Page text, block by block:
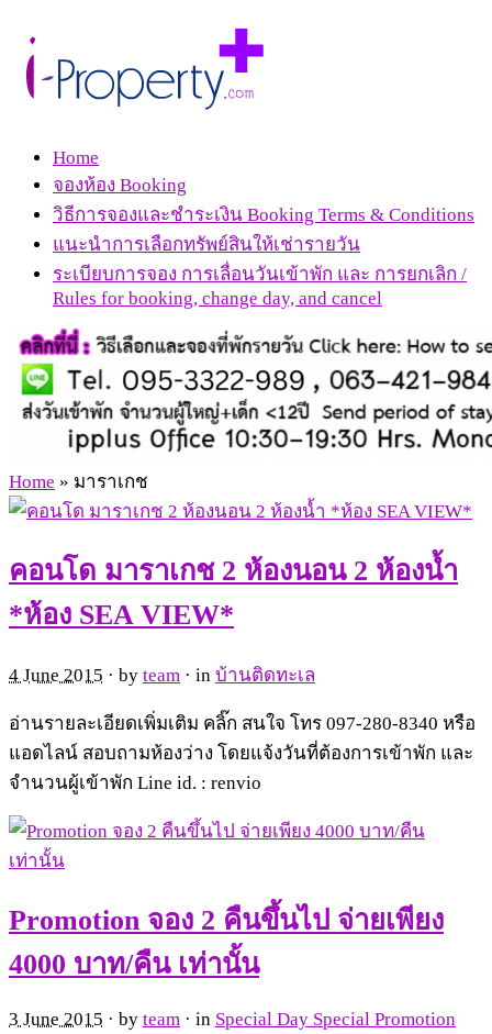
Home
จองห้อง Booking
วิธีการจองและชำระเงิน Booking Terms & Conditions
แนะนำการเลือกทรัพย์สินให้เช่ารายวัน
ระเบียบการจอง การเลื่อนวันเข้าพัก และ การยกเลิก /
Rules for booking, change day, and cancel
Home » มาราเกช
คอนโด มาราเกช 2 ห้องนอน 2 ห้องน้ำ
*ห้อง SEA VIEW*
4 June 2015 · by team · in บ้านติดทะเล
อ่านรายละเอียดเพิ่มเติม คลิ๊ก สนใจ โทร 097-280-8340 หรือ
แอดไลน์ สอบถามห้องว่าง โดยแจ้งวันที่ต้องการเข้าพัก และ
จำนวนผู้เข้าพัก Line id. : renvio
Promotion จอง 2 คืนขึ้นไป จ่ายเพียง
4000 บาท/คืน เท่านั้น
3 June 2015 · by team · in Special Day Special Promotion